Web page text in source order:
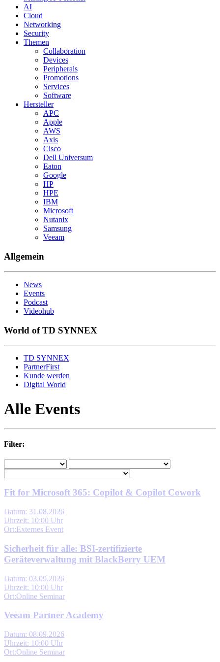
AI
Cloud
Networking
Security
Themen
Collaboration
Devices
Peripherals
Promotions
Services
Software
Hersteller
APC
Apple
AWS
Axis
Cisco
Dell Universum
Eaton
Google
HP
HPE
IBM
Microsoft
Nutanix
Samsung
Veeam
Allgemein
News
Events
Podcast
Videohub
World of TD SYNNEX
TD SYNNEX
PartnerFirst
Kunde werden
Digital World
Alle Events
Filter:
Fit for Microsoft 365: Copilot & Copilot Cowork
Datum: 31.08.2026
Uhrzeit: 10:00 Uhr
Ort:Externes Event
Sicherheit für alle: BSI-zertifizierte
Geräteverwaltung mit BlackBerry UEM
Datum: 03.09.2026
Uhrzeit: 10:00 Uhr
Ort:Online Seminar
Veeam Partner Academy
Datum: 08.09.2026
Uhrzeit: 10:00 Uhr
Ort:Online Seminar